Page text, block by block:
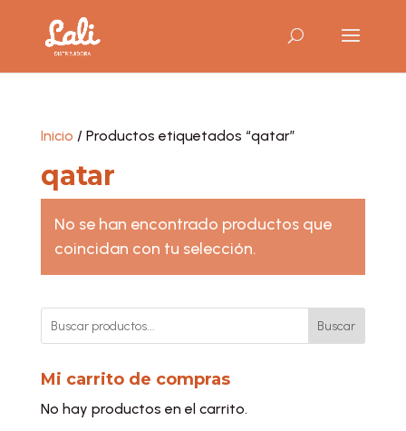
Inicio / Productos etiquetados “qatar”
qatar
No se han encontrado productos que
coincidan con tu selección.
Buscar
Mi carrito de compras
No hay productos en el carrito.